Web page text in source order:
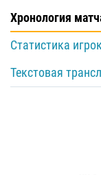
Хронология
Статистика
Текстовая